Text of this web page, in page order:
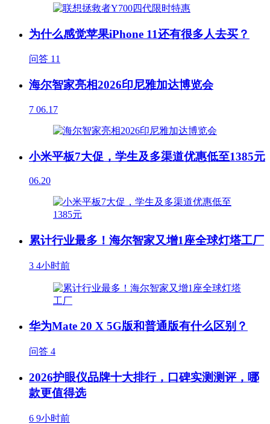
为什么感觉苹果iPhone 11还有很多人去买？
问答 11
海尔智家亮相2026印尼雅加达博览会
7 06.17
小米平板7大促，学生及多渠道优惠低至1385元
06.20
累计行业最多！海尔智家又增1座全球灯塔工厂
3 4小时前
华为Mate 20 X 5G版和普通版有什么区别？
问答 4
2026护眼仪品牌十大排行，口碑实测测评，哪
款更值得选
6 9小时前